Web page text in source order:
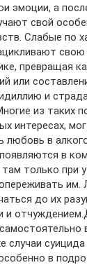
эмоции, а
свой
Слабые по
свою
превращая
или
и
из таких
интересах,
любовь в
в
только при
до их
и
случаи
в